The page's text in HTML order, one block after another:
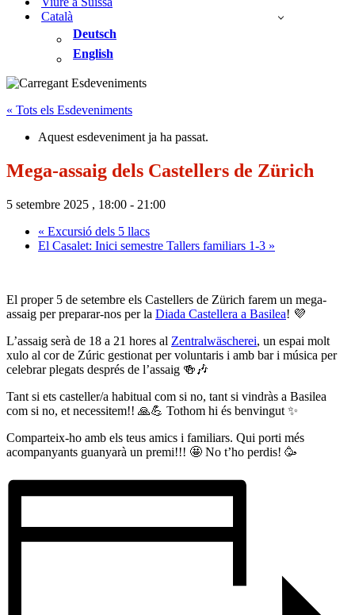
Català
Deutsch
English
« Tots els Esdeveniments
Aquest esdeveniment ja ha passat.
Mega-assaig dels Castellers de Zürich
5 setembre 2025 , 18:00 - 21:00
« Excursió dels 5 llacs
El Casalet: Inici semestre Tallers familiars 1-3 »
El proper 5 de setembre els Castellers de Zürich farem un mega-
assaig per preparar-nos per la Diada Castellera a Basilea! 💜
L’assaig serà de 18 a 21 hores al Zentralwäscherei, un espai molt
xulo al cor de Zúric gestionat per voluntaris i amb bar i música per
celebrar plegats després de l’assaig 🍻🎶
Tant si ets casteller/a habitual com si no, tant si vindràs a Basilea
com si no, et necessitem!! 🙏💪 Tothom hi és benvingut ✨
Comparteix-ho amb els teus amics i familiars. Qui porti més
acompanyants guanyarà un premi!!! 🤩 No t’ho perdis! 🥳